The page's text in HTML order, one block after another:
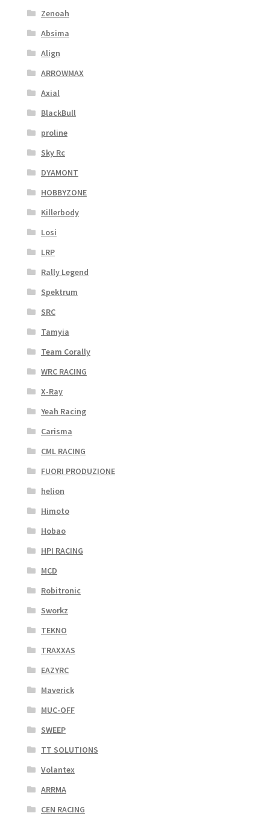
Zenoah
Absima
Align
ARROWMAX
Axial
BlackBull
proline
Sky Rc
DYAMONT
HOBBYZONE
Killerbody
Losi
LRP
Rally Legend
Spektrum
SRC
Tamyia
Team Corally
WRC RACING
X-Ray
Yeah Racing
Carisma
CML RACING
FUORI PRODUZIONE
helion
Himoto
Hobao
HPI RACING
MCD
Robitronic
Sworkz
TEKNO
TRAXXAS
EAZYRC
Maverick
MUC-OFF
SWEEP
TT SOLUTIONS
Volantex
ARRMA
CEN RACING